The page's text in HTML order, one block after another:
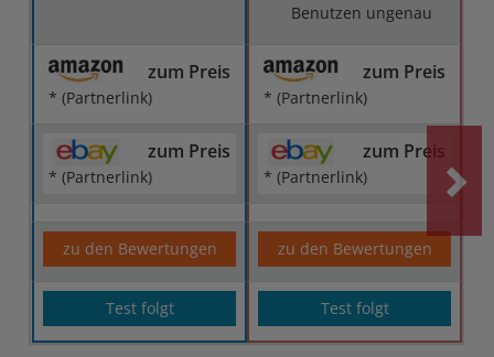
Benutzen ungenau
zum Preis
* (Partnerlink)
zum Preis
* (Partnerlink)
zum Preis
* (Partnerlink)
zum Preis
* (Partnerlink)
zu den Bewertungen zu den Bewertungen
Test folgt Test folgt